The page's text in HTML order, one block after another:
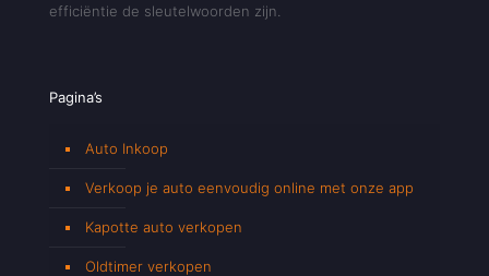
efficiëntie de sleutelwoorden zijn.
Pagina’s
Auto Inkoop
Verkoop je auto eenvoudig online met onze app
Kapotte auto verkopen
Oldtimer verkopen